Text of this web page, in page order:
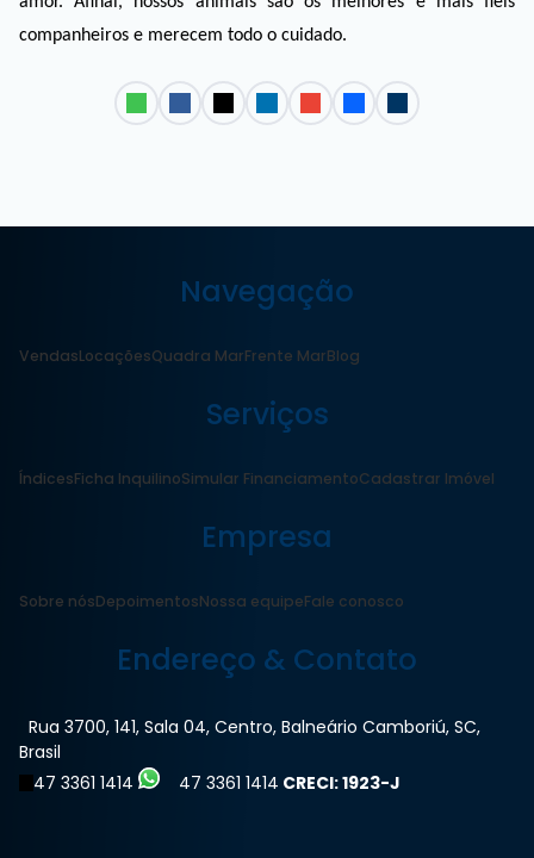
companheiros e merecem todo o cuidado.
Navegação
VendasLocaçõesQuadra MarFrente MarBlog
Serviços
ÍndicesFicha InquilinoSimular FinanciamentoCadastrar Imóvel
Empresa
Sobre nósDepoimentosNossa equipeFale conosco
Endereço & Contato
Rua 3700, 141, Sala 04, Centro, Balneário Camboriú, SC,
Brasil
47 3361 1414
47 3361 1414 CRECI: 1923-J